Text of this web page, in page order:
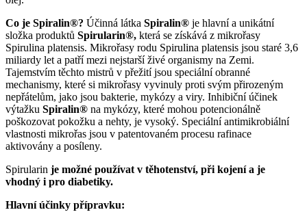
Co je Spiralin®? Účinná látka Spiralin® je hlavní a unikátní
složka produktů Spirularin®, která se získává z mikrořasy
Spirulina platensis. Mikrořasy rodu Spirulina platensis jsou staré 3,6
miliardy let a patří mezi nejstarší živé organismy na Zemi.
Tajemstvím těchto mistrů v přežití jsou speciální obranné
mechanismy, které si mikrořasy vyvinuly proti svým přirozeným
nepřátelům, jako jsou bakterie, mykózy a viry. Inhibiční účinek
výtažku Spiralin® na mykózy, které mohou potencionálně
poškozovat pokožku a nehty, je vysoký. Speciální antimikrobiální
vlastnosti mikrořas jsou v patentovaném procesu rafinace
aktivovány a posíleny.
Spirularin je možné používat v těhotenství, při kojení a je
vhodný i pro diabetiky.
Hlavní účinky přípravku: